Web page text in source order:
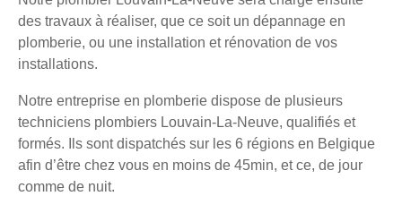
des travaux à réaliser, que ce soit un dépannage en
plomberie, ou une installation et rénovation de vos
installations.
Notre entreprise en plomberie dispose de plusieurs
techniciens plombiers Louvain-La-Neuve, qualifiés et
formés. Ils sont dispatchés sur les 6 régions en Belgique
afin d’être chez vous en moins de 45min, et ce, de jour
comme de nuit.